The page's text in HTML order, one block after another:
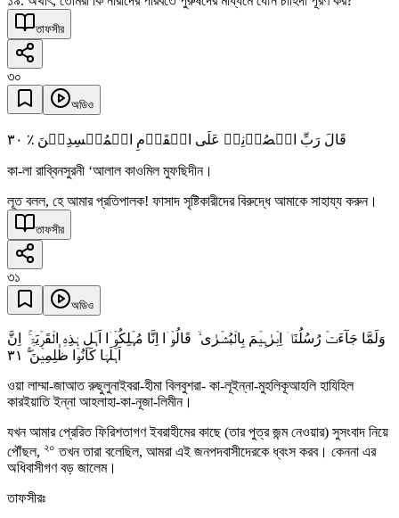
তাফসীর
৩০
অডিও
قَالَ رَبِّ انۡصُرۡنِیۡ عَلَی الۡقَوۡمِ الۡمُفۡسِدِیۡنَ ٪ ٣۰
কা-লা রাব্বিনসুরনী ‘আলাল কাওমিল মুফছিদীন।
লূত বলল, হে আমার প্রতিপালক! ফাসাদ সৃষ্টিকারীদের বিরুদ্ধে আমাকে সাহায্য করুন।
তাফসীর
৩১
অডিও
وَلَمَّا جَآءَتۡ رُسُلُنَاۤ اِبۡرٰہِیۡمَ بِالۡبُشۡرٰی ۙ قَالُوۡۤا اِنَّا مُہۡلِکُوۡۤا اَہۡلِ ہٰذِہِ الۡقَرۡیَۃِ ۚ اِنَّ
اَہۡلَہَا کَانُوۡا ظٰلِمِیۡنَ ۚۖ ٣١
ওয়া লাম্মা-জাআত রুছুলুনাইবরা-হীমা বিলবুশরা- কা-লূইন্না-মুহলিকূআহলি হাযিহিল
কারইয়াতি ইন্না আহলাহা-কা-নূজা-লিমীন।
যখন আমার প্রেরিত ফিরিশতাগণ ইবরাহীমের কাছে (তার পুত্র জন্ম নেওয়ার) সুসংবাদ নিয়ে
পৌঁছল, ২০ তখন তারা বলেছিল, আমরা এই জনপদবাসীদেরকে ধ্বংস করব। কেননা এর
অধিবাসীগণ বড় জালেম।
তাফসীরঃ